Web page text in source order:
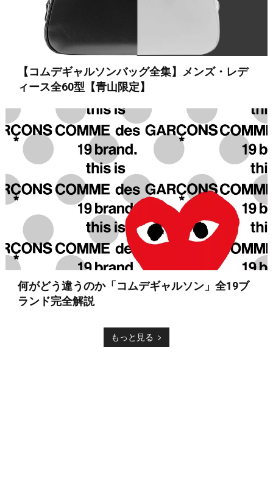
【コムデギャルソンバッグ全集】メンズ・レデ
ィース全60型【青山限定】
何がどう違うのか「コムデギャルソン」全19ブ
ランド完全解説
もっと見る